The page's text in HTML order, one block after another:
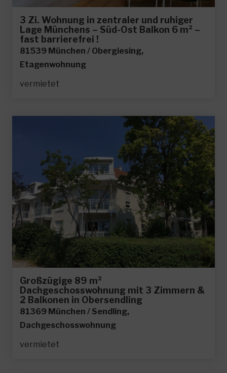
3 Zi. Wohnung in zentraler und ruhiger
Lage Münchens – Süd-Ost Balkon 6 m² –
fast barrierefrei !
81539 München / Obergiesing,
Etagenwohnung
vermietet
Großzügige 89 m²
Dachgeschosswohnung mit 3 Zimmern &
2 Balkonen in Obersendling
81369 München / Sendling,
Dachgeschosswohnung
vermietet